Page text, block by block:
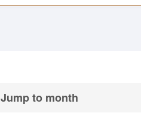
Jump to month